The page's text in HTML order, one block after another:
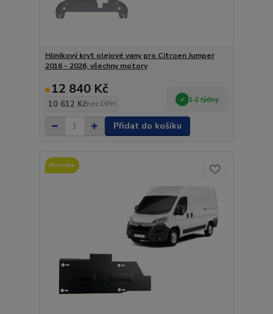
Hliníkový kryt olejové vany pro Citroen Jumper
2016 - 2026, všechny motory
12 840 Kč
10 612 Kčbez DPH
1-2 týdny
Přidat do košíku
Novinka